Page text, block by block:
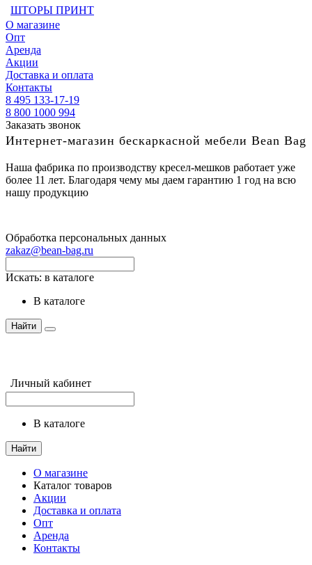
ШТОРЫ ПРИНТ
О магазине
Опт
Аренда
Акции
Доставка и оплата
Контакты
8 495 133-17-19
8 800 1000 994
Заказать звонок
Интернет-магазин бескаркасной мебели Bean Bag
Наша фабрика по производству кресел-мешков работает уже
более 11 лет. Благодаря чему мы даем гарантию 1 год на всю
нашу продукцию
Обработка персональных данных
zakaz@bean-bag.ru
Искать: в каталоге
в каталоге
Найти
Личный кабинет
в каталоге
Найти
О магазине
Каталог товаров
Акции
Доставка и оплата
Опт
Аренда
Контакты